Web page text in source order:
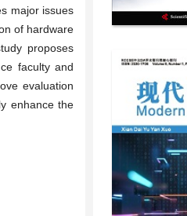
major issues
of hardware
proposes
faculty and
evaluation
enhance the